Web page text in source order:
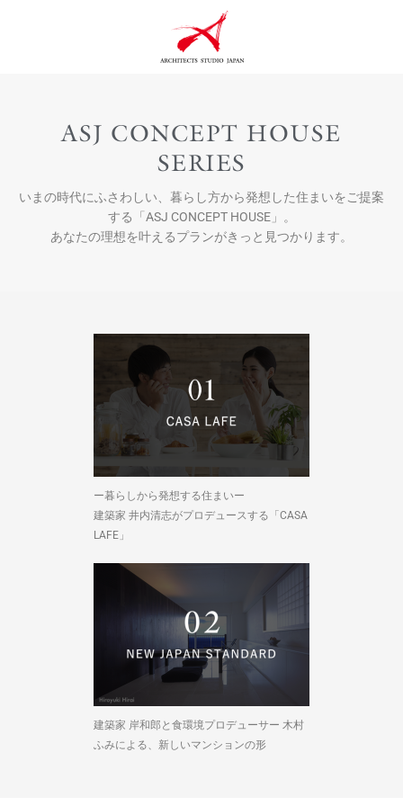
ASJ CONCEPT HOUSE
SERIES
いまの時代にふさわしい、暮らし方から発想した住まいをご提案
する「ASJ CONCEPT HOUSE」。
あなたの理想を叶えるプランがきっと見つかります。
ー暮らしから発想する住まいー
建築家 井内清志がプロデュースする「CASA
LAFE」
建築家 岸和郎と食環境プロデューサー 木村
ふみによる、新しいマンションの形